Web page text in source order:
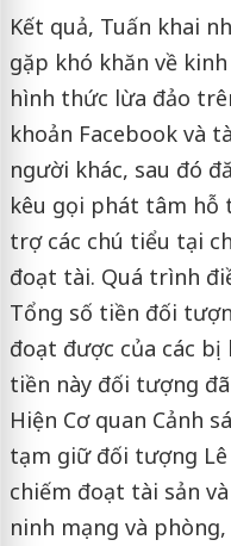
Kết quả, Tuấn khai
gặp khó khăn về
hình thức lừa đảo
khoản Facebook và
người khác, sau đó
kêu gọi phát tâm hỗ
trợ các chú tiểu tại
đoạt tài. Quá trình
Tổng số tiền đối
đoạt được của các
tiền này đối tượng
Hiện Cơ quan Cảnh
tạm giữ đối tượng Lê
chiếm đoạt tài sản
ninh mạng và